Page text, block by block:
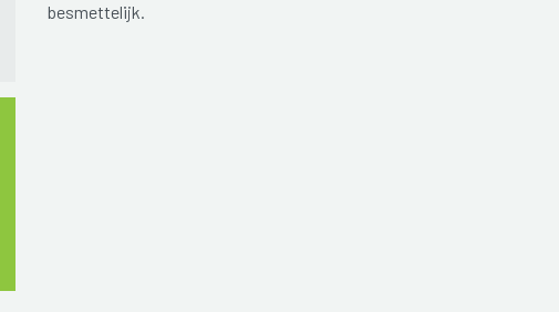
besmettelijk.